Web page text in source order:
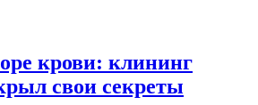
крови: клининг
свои секреты